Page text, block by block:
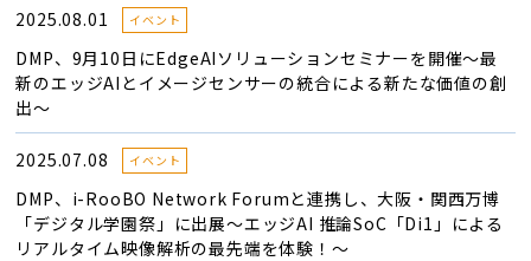
2025.08.01 イベント
DMP、9月10日にEdgeAIソリューションセミナーを開催～最
新のエッジAIとイメージセンサーの統合による新たな価値の創
出～
2025.07.08 イベント
DMP、i-RooBO Network Forumと連携し、大阪・関西万博
「デジタル学園祭」に出展～エッジAI 推論SoC「Di1」による
リアルタイム映像解析の最先端を体験！～